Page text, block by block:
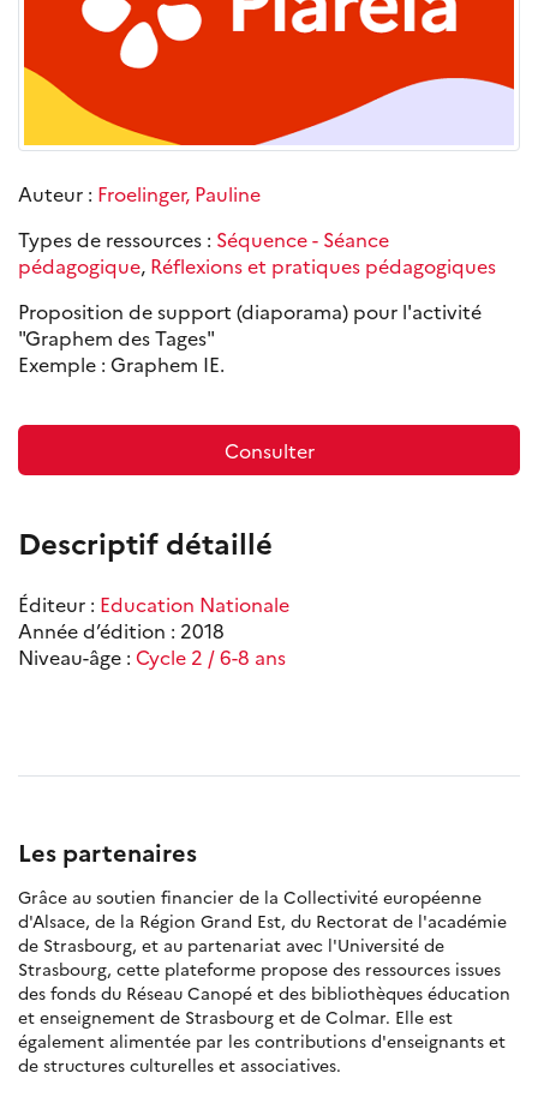
Auteur : Froelinger, Pauline
Types de ressources : Séquence - Séance
pédagogique, Réflexions et pratiques pédagogiques
Proposition de support (diaporama) pour l'activité
"Graphem des Tages"
Exemple : Graphem IE.
Consulter
Descriptif détaillé
Éditeur : Education Nationale
Année d’édition : 2018
Niveau-âge : Cycle 2 / 6-8 ans
Les partenaires
Grâce au soutien financier de la Collectivité européenne
d'Alsace, de la Région Grand Est, du Rectorat de l'académie
de Strasbourg, et au partenariat avec l'Université de
Strasbourg, cette plateforme propose des ressources issues
des fonds du Réseau Canopé et des bibliothèques éducation
et enseignement de Strasbourg et de Colmar. Elle est
également alimentée par les contributions d'enseignants et
de structures culturelles et associatives.